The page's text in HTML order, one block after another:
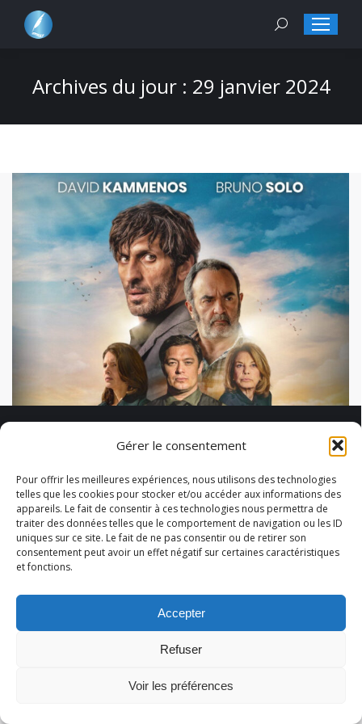
Gérer le consentement
Pour offrir les meilleures expériences, nous utilisons des technologies
telles que les cookies pour stocker et/ou accéder aux informations des
appareils. Le fait de consentir à ces technologies nous permettra de
traiter des données telles que le comportement de navigation ou les ID
uniques sur ce site. Le fait de ne pas consentir ou de retirer son
consentement peut avoir un effet négatif sur certaines caractéristiques
et fonctions.
Accepter
Refuser
Voir les préférences
Search:
Archives du jour : 29 janvier 2024
« Tout cela je te le donnerai », série diffusée sur
France 2 dès le 7 février prochain, produit
notamment par Caroline Dhainaut
© 2026 Abélart Formations